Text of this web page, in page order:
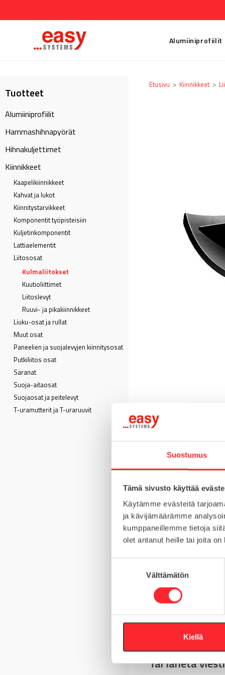
Suostumus
Tämä sivusto käyttää
Käytämme evästeitä
ja kävijämäärämme
kumppaneillemme tietoja
olet antanut heille tai joita
k
Välttämätön
Kiellä
Alumiiniprofiilit
Tuotteet
Alumiiniprofiilit
Hammashihnapyörät
Hihnakuljettimet
Kiinnikkeet
Kaapeli­kiinnikkeet
Kahvat ja lukot
Kiinnitystarvikkeet
Komponentit työpisteisiin
Kuljetin­komponentit
Lattia­elementit
Liitososat
Kulmaliitokset
Kuutioliittimet
Liitoslevyt
Ruuvi- ja pikakiinnikkeet
Liuku-osat ja rullat
Muut osat
Paneelien ja suojalevyjen kiinnitysosat
Putkiliitos osat
Saranat
Suoja-aitaosat
Suojaosat ja peitelevyt
T-uramutterit ja T-uraruuvit
Etusivu > Kiinnikkeet >
MATERIAALI
MYYNTIERÄ
Kysy tuotteista:
+358 10 5262 290
Tai lähetä